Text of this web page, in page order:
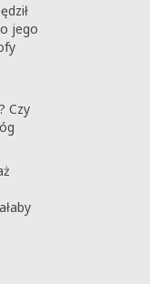
jego
Czy